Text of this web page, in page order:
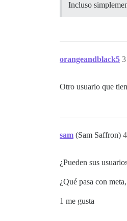
Incluso
orangeandblack5 3
Otro usuario que
sam (Sam Saffron) 4
¿Pueden sus
¿Qué pasa con
1 me gusta